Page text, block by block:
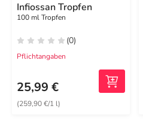
Infiossan Tropfen
100 ml Tropfen
(0)
Pflichtangaben
25,99 €
(259,90 €/1 l)